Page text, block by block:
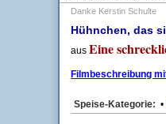
Danke Kerstin Schulte
Hühnchen, das
aus Eine
Filmbeschreibung
Speise-Kategorie: •